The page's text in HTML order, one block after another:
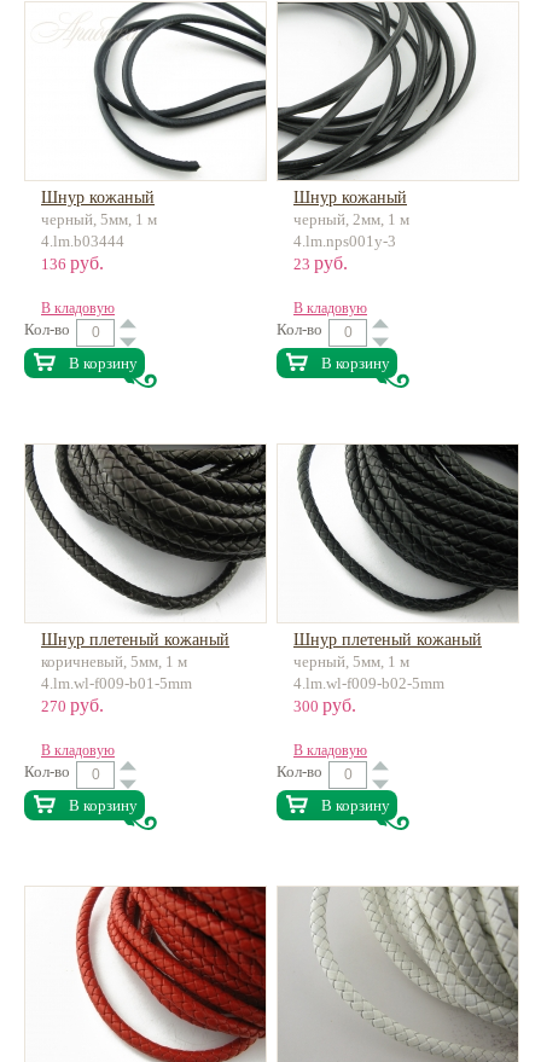
Шнур кожаный
черный, 5мм, 1 м
4.lm.b03444
136 руб.
В кладовую
Кол-во
В корзину
Шнур кожаный
черный, 2мм, 1 м
4.lm.nps001y-3
23 руб.
В кладовую
Кол-во
В корзину
Шнур плетеный кожаный
коричневый, 5мм, 1 м
4.lm.wl-f009-b01-5mm
270 руб.
В кладовую
Кол-во
В корзину
Шнур плетеный кожаный
черный, 5мм, 1 м
4.lm.wl-f009-b02-5mm
300 руб.
В кладовую
Кол-во
В корзину